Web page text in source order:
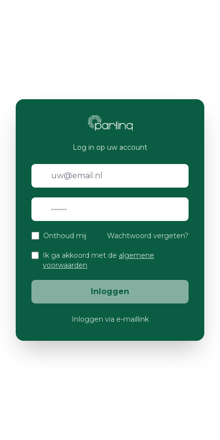
Log in op uw account
Onthoud mij Wachtwoord vergeten?
Ik ga akkoord met de algemene
voorwaarden
Inloggen
Inloggen via e-maillink